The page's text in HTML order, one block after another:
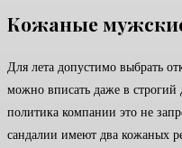
Кожаные
Для лета допустимо выбрать
можно вписать даже в строгий
политика компании это не
сандалии имеют два кожаных